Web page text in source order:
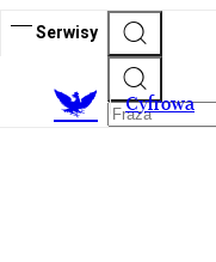
Serwisy
Cyfrowa